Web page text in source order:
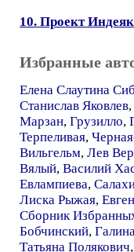
10. Проект
Избранные
Елена Слаутина
Станислав Яковлев,
Марзан, Грузилло,
Терпеливая,
Вильгельм, Лев
Вялый, Василий
Евлампиева,
Лиска Рыжая,
Сборник
Бобчинский,
Татьяна Полякович,